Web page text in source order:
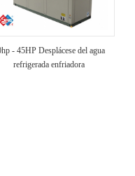
- 45HP Desplácese del agua
refrigerada enfriadora